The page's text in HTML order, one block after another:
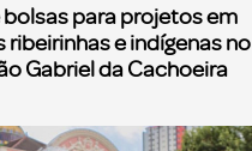
bolsas para projetos em
e indígenas no
Gabriel da Cachoeira